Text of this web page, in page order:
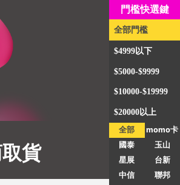
貨
門檻快選鍵
全部門檻
$4999以下
$5000-$9999
$10000-$19999
$20000以上
全部
momo卡
國泰
玉山
星展
台新
中信
聯邦